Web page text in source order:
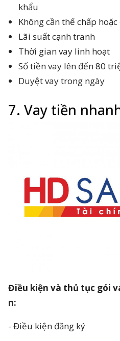
khẩu
Không cần thế chấp
Lãi suất cạnh tranh
Thời gian vay linh hoạt
Số tiền vay lên đến 80
Duyệt vay trong ngày
7. Vay tiền
Điều kiện và thủ tục gói
n:
- Điều kiện đăng ký